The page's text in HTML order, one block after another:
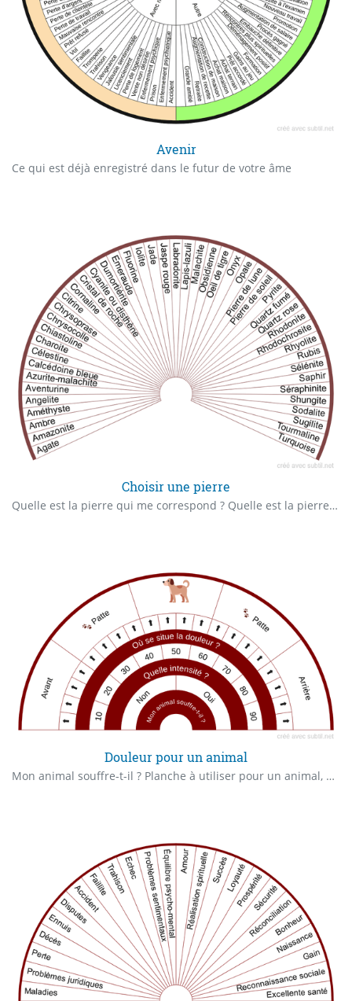
Avenir
Ce qui est déjà enregistré dans le futur de votre âme
Choisir une pierre
Quelle est la pierre qui me correspond ? Quelle est la pierre qui correspond à ........... ? Quelle est la(les) pierre(s) que j'ai besoin pour ce soin ?
Douleur pour un animal
Mon animal souffre-t-il ? Planche à utiliser pour un animal, elle permet de localiser la douleur et de trouver son intensité.